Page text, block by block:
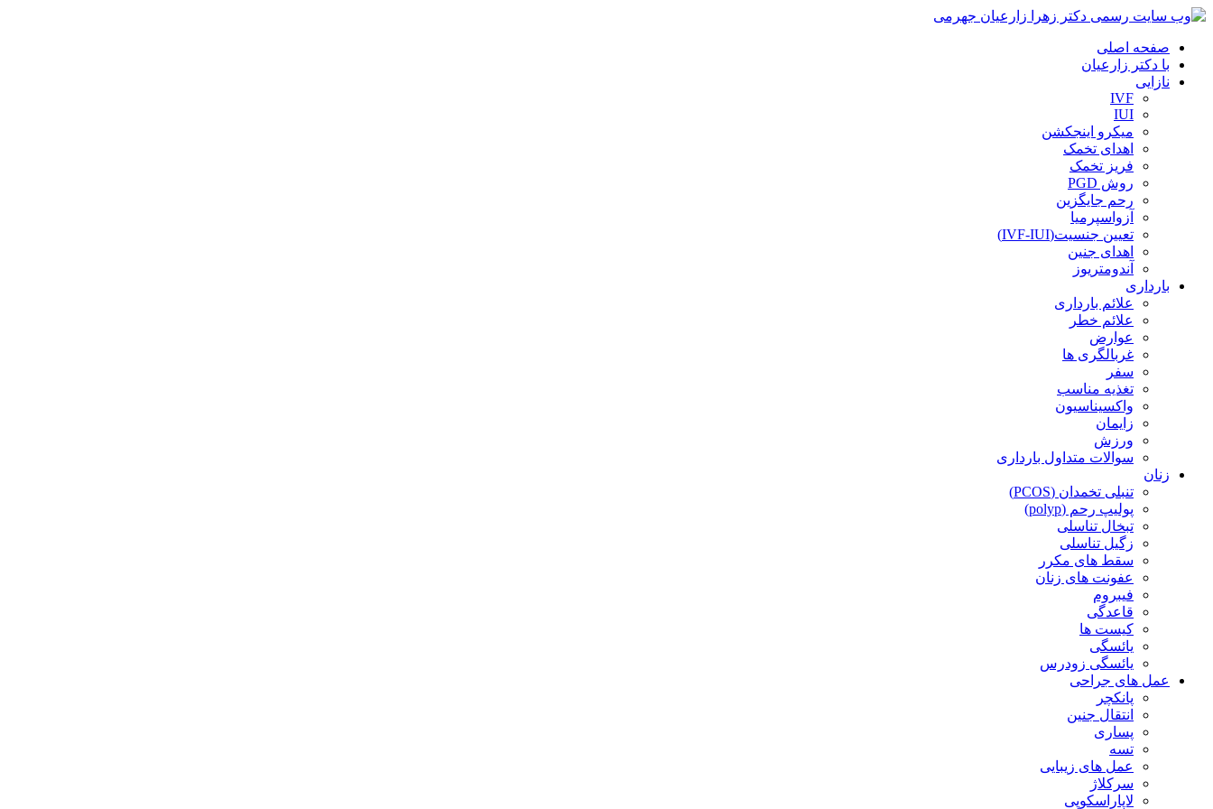
صفحه اصلی
با دکتر زارعیان
نازایی
IVF
IUI
میکرو اینجکشن
اهدای تخمک
فریز تخمک
روش PGD
رحم جایگزین
آزواسپرمیا
تعیین جنسیت(IVF-IUI)
اهدای جنین
آندومتریوز
بارداری
علائم بارداری
علائم خطر
عوارض
غربالگری ها
سفر
تغذیه مناسب
واکسیناسیون
زایمان
ورزش
سوالات متداول بارداری
زنان
تنبلی تخمدان (PCOS)
پولیپ رحم (polyp)
تبخال تناسلی
زگیل تناسلی
سقط های مکرر
عفونت های زنان
فیبروم
قاعدگی
کیست ها
یائسگی
یائسگی زودرس
عمل های جراحی
پانکچر
انتقال جنین
پساری
تسه
عمل های زیبایی
سرکلاژ
لاپاراسکوپی